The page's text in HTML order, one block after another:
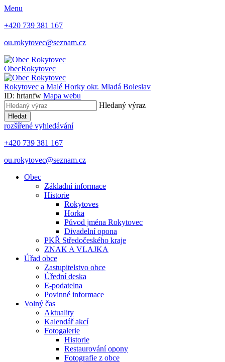
Menu
+420 739 381 167
ou.rokytovec@seznam.cz
ObecRokytovec
Rokytovec a Malé Horky okr. Mladá Boleslav
ID: hrtanfw Mapa webu
Hledaný výraz
Hledat
rozšířené vyhledávání
+420 739 381 167
ou.rokytovec@seznam.cz
Obec
Základní informace
Historie
Rokytoves
Horka
Původ jména Rokytovec
Divadelní opona
PKŘ Středočeského kraje
ZNAK A VLAJKA
Úřad obce
Zastupitelstvo obce
Úřední deska
E-podatelna
Povinné informace
Volný čas
Aktuality
Kalendář akcí
Fotogalerie
Historie
Restaurování opony
Fotografie z obce